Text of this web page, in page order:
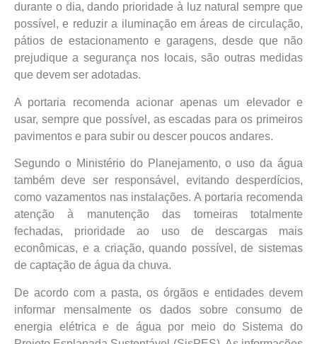
durante o dia, dando prioridade à luz natural sempre que
possível, e reduzir a iluminação em áreas de circulação,
pátios de estacionamento e garagens, desde que não
prejudique a segurança nos locais, são outras medidas
que devem ser adotadas.
A portaria recomenda acionar apenas um elevador e
usar, sempre que possível, as escadas para os primeiros
pavimentos e para subir ou descer poucos andares.
Segundo o Ministério do Planejamento, o uso da água
também deve ser responsável, evitando desperdícios,
como vazamentos nas instalações. A portaria recomenda
atenção à manutenção das torneiras totalmente
fechadas, prioridade ao uso de descargas mais
econômicas, e a criação, quando possível, de sistemas
de captação de água da chuva.
De acordo com a pasta, os órgãos e entidades devem
informar mensalmente os dados sobre consumo de
energia elétrica e de água por meio do Sistema do